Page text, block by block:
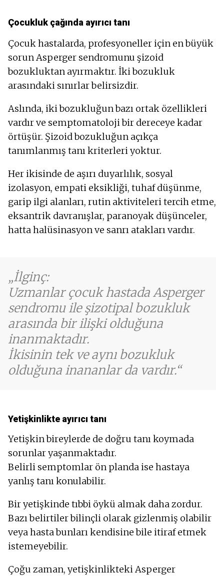
Çocukluk çağında ayırıcı tanı
Çocuk hastalarda, profesyoneller için en büyük
sorun Asperger sendromunu şizoid
bozukluktan ayırmaktır. İki bozukluk
arasındaki sınırlar belirsizdir.
Aslında, iki bozukluğun bazı ortak özellikleri
vardır ve semptomatoloji bir dereceye kadar
örtüşür. Şizoid bozukluğun açıkça
tanımlanmış tanı kriterleri yoktur.
Her ikisinde de aşırı duyarlılık, sosyal
izolasyon, empati eksikliği, tuhaf düşünme,
garip ilgi alanları, rutin aktiviteleri tercih etme,
eksantrik davranışlar, paranoyak düşünceler,
hatta halüsinasyon ve sanrı atakları vardır.
İlginç:
Uzmanlar çocuk hastada Asperger
sendromu ile şizotipal bozukluk
arasında bir ilişki olduğuna
inanmaktadır.
İkisinin tek ve aynı bozukluk
olduğuna inananlar da vardır.
Yetişkinlikte ayırıcı tanı
Yetişkin bireylerde de doğru tanı koymada
sorunlar yaşanmaktadır.
Belirli semptomlar ön planda ise hastaya
yanlış tanı konulabilir.
Bir yetişkinde tıbbi öykü almak daha zordur.
Bazı belirtiler bilinçli olarak gizlenmiş olabilir
veya hasta bunları kendisine bile itiraf etmek
istemeyebilir.
Çoğu zaman, yetişkinlikteki Asperger